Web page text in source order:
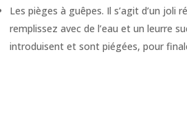
Les pièges à guêpes. Il s’agit d’un joli
remplissez avec de l’eau et un leurre
introduisent et sont piégées, pour